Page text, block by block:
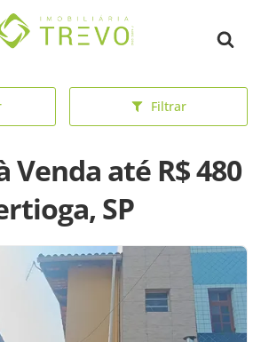
inicial
Filtrar
Venda até R$ 480
SP